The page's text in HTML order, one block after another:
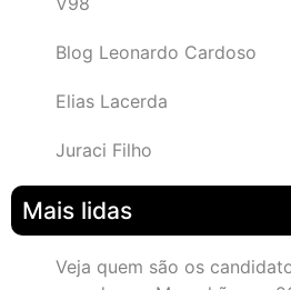
Blog Leonardo Cardoso
Elias Lacerda
Juraci Filho
Mais lidas
Veja quem são os